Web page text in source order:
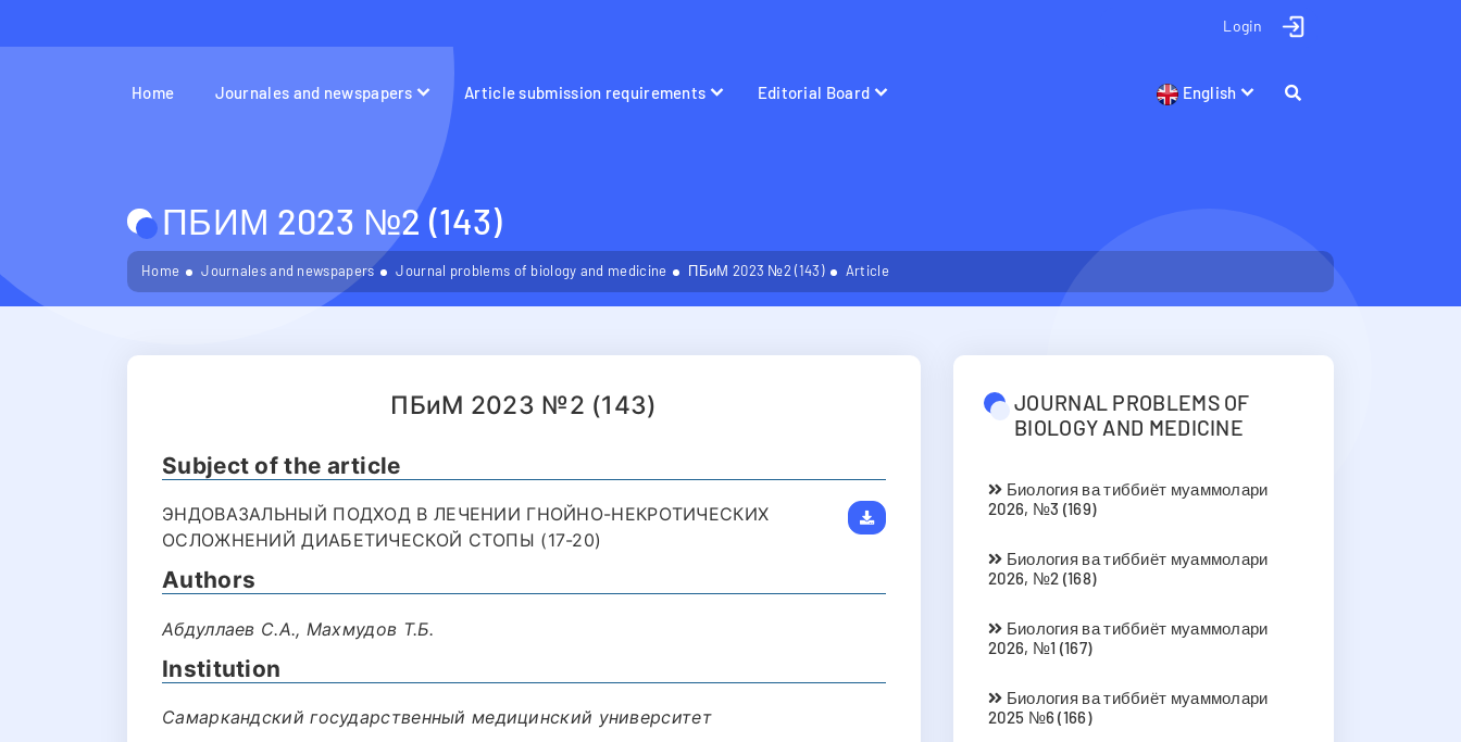
Login
Home Journales and newspapers Article submission requirements Editorial Board English
ПБИМ 2023 №2 (143)
Home Journales and newspapers Journal problems of biology and medicine ПБиМ 2023 №2 (143) Article
ПБиМ 2023 №2 (143)
Subject of the article
ЭНДОВАЗАЛЬНЫЙ ПОДХОД В ЛЕЧЕНИИ ГНОЙНО-НЕКРОТИЧЕСКИХ
ОСЛОЖНЕНИЙ ДИАБЕТИЧЕСКОЙ СТОПЫ (17-20)
Authors
Абдуллаев С.А., Махмудов Т.Б.
Institution
Самаркандский государственный медицинский университет
JOURNAL PROBLEMS OF
BIOLOGY AND MEDICINE
Биология ва тиббиёт муаммолари
2026, №3 (169)
Биология ва тиббиёт муаммолари
2026, №2 (168)
Биология ва тиббиёт муаммолари
2026, №1 (167)
Биология ва тиббиёт муаммолари
2025 №6 (166)